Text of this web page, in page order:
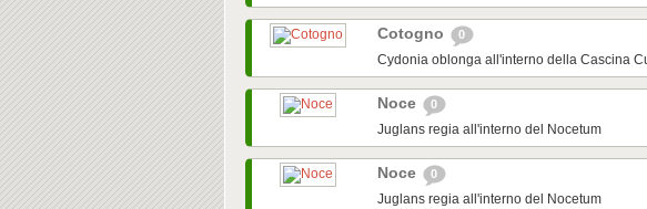
Cotogno 0
Cydonia oblonga all'interno della Cascina
Noce 0
Juglans regia all'interno del Nocetum
Noce 0
Juglans regia all'interno del Nocetum